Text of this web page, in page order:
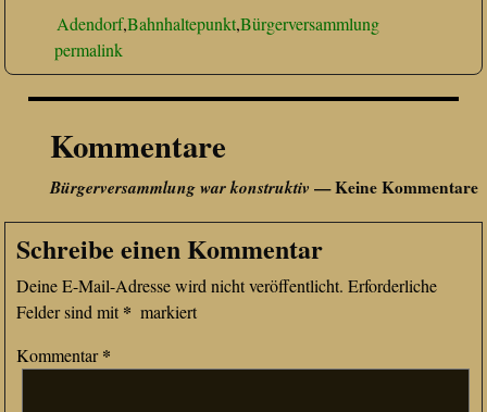
Adendorf,Bahnhaltepunkt,Bürgerversammlung
permalink
Kommentare
Bürgerversammlung war konstruktiv — Keine Kommentare
Schreibe einen Kommentar
Deine E-Mail-Adresse wird nicht veröffentlicht. Erforderliche
Felder sind mit * markiert
Kommentar*